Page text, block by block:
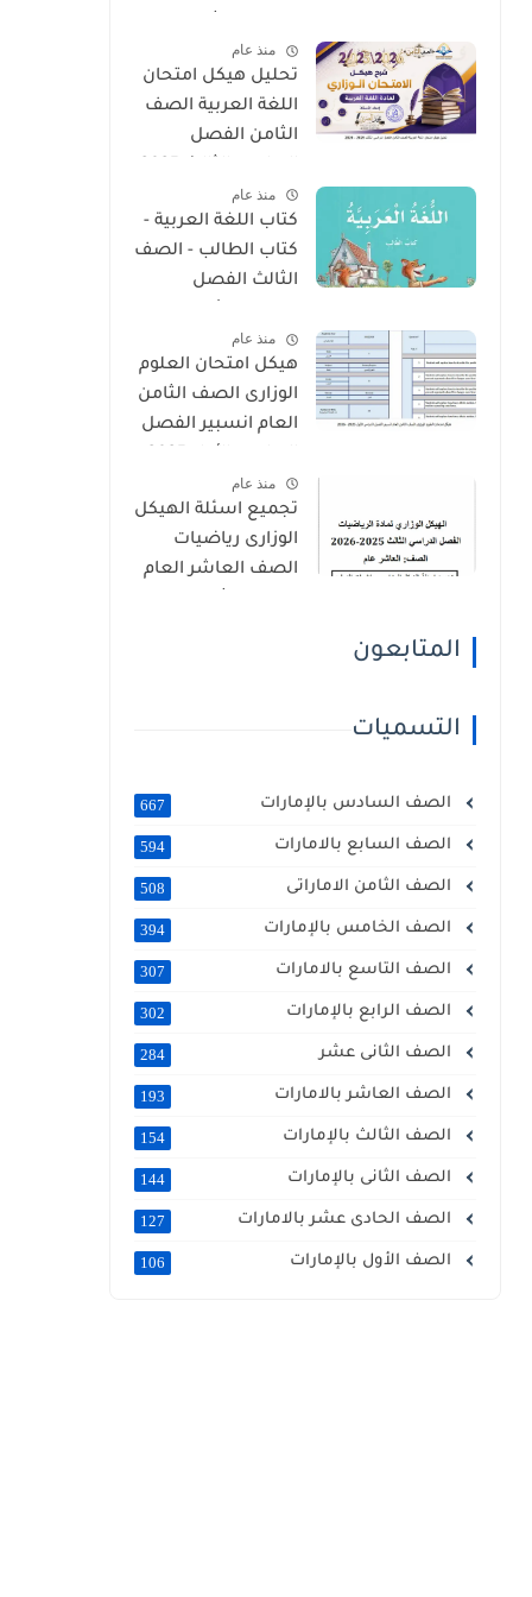
- 2026
منذ عام
تحليل هيكل امتحان
اللغة العربية الصف
الثامن الفصل
- 2026
منذ عام
كتاب اللغة العربية -
كتاب الطالب - الصف
الثالث الفصل
2026 منهج الإماراتمنذ عام
هيكل امتحان العلوم
الوزارى الصف الثامن
العام انسبير الفصل
2026منذ عام
تجميع اسئلة الهيكل
الوزارى رياضيات
الصف العاشر العام
المتابعون
التسميات
الصف السادس بالإمارات 667
الصف السابع بالامارات 594
الصف الثامن الاماراتى 508
الصف الخامس بالإمارات 394
الصف التاسع بالامارات 307
الصف الرابع بالإمارات 302
الصف الثانى عشر 284
الصف العاشر بالامارات 193
الصف الثالث بالإمارات 154
الصف الثانى بالإمارات 144
الصف الحادى عشر بالامارات 127
الصف الأول بالإمارات 106